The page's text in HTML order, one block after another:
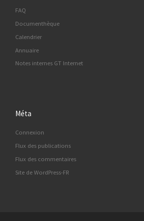
FAQ
Documenthèque
Calendrier
Annuaire
Notes internes GT Internet
Méta
Connexion
Flux des publications
Flux des commentaires
Site de WordPress-FR